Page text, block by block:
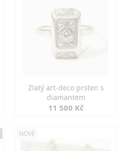
Zlatý art-deco prsten s
diamantem
11 500 Kč
NOVÉ